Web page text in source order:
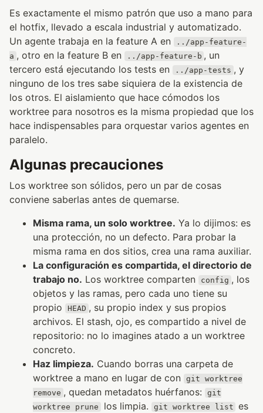
Es exactamente el mismo patrón que uso a mano para
el hotfix, llevado a escala industrial y automatizado.
Un agente trabaja en la feature A en
../app-feature-
a , otro en la feature B en ../app-feature-b , un
tercero está ejecutando los tests en
../app-tests , y
ninguno de los tres sabe siquiera de la existencia de
los otros. El aislamiento que hace cómodos los
worktree para nosotros es la misma propiedad que los
hace indispensables para orquestar varios agentes en
paralelo.
Algunas precauciones
Los worktree son sólidos, pero un par de cosas
conviene saberlas antes de quemarse.
Misma rama, un solo worktree. Ya lo dijimos: es
una protección, no un defecto. Para probar la
misma rama en dos sitios, crea una rama auxiliar.
La configuración es compartida, el directorio de
trabajo no. Los worktree comparten config , los
objetos y las ramas, pero cada uno tiene su
propio
HEAD , su propio index y sus propios
archivos. El stash, ojo, es compartido a nivel de
repositorio: no lo imagines atado a un worktree
concreto.
Haz limpieza. Cuando borras una carpeta de
worktree a mano en lugar de con git worktree
remove , quedan metadatos huérfanos:
git
worktree prune
los limpia. git worktree list es